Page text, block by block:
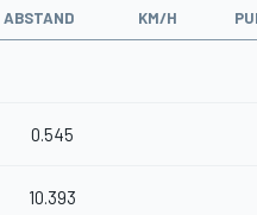
ABSTAND KM/H
0.545
10.393